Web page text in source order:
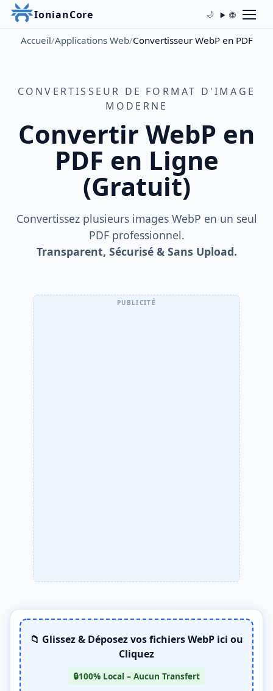
IonianCore 🌙 🌐
Accueil/Applications Web/Convertisseur WebP en PDF
CONVERTISSEUR DE FORMAT D'IMAGE
MODERNE
Convertir WebP en
PDF en Ligne
(Gratuit)
Convertissez plusieurs images WebP en un seul
PDF professionnel.
Transparent, Sécurisé & Sans Upload.
📁 Glissez & Déposez vos fichiers WebP ici ou
Cliquez
🔒100% Local – Aucun Transfert